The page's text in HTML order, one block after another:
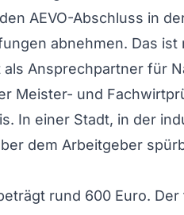
AEVO-Abschluss in
abnehmen. Das
Ansprechpartner für
Meister- und
In einer Stadt, in der
dem Arbeitgeber
rund 600 Euro.